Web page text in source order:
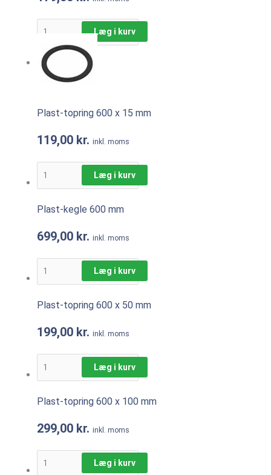
Læg i kurv
Plast-topring 600 x 15 mm
119,00 kr. inkl. moms
Læg i kurv
Plast-kegle 600 mm
699,00 kr. inkl. moms
Læg i kurv
Plast-topring 600 x 50 mm
199,00 kr. inkl. moms
Læg i kurv
Plast-topring 600 x 100 mm
299,00 kr. inkl. moms
Læg i kurv